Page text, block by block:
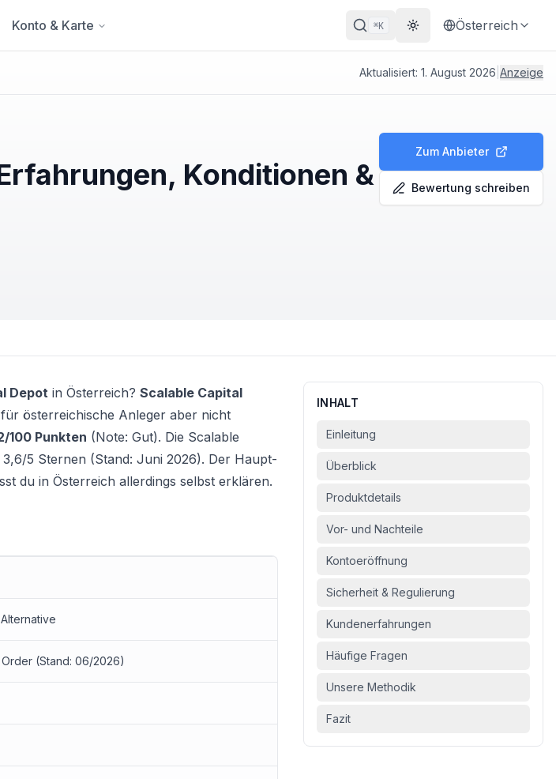
Konto & Karte ⌘K Theme wechseln
Österreich
Aktualisiert: 1. August 2026 Anzeige
Konditionen &
Zum Anbieter
Bewertung schreiben
Depot in Österreich? Scalable Capital
österreichische Anleger aber nicht
100 Punkten (Note: Gut). Die Scalable
5 Sternen (Stand: Juni 2026). Der Haupt-
du in Österreich allerdings selbst erklären.
(Stand: 06/2026)
INHALT
Einleitung
Überblick
Produktdetails
Vor- und Nachteile
Kontoeröffnung
Sicherheit & Regulierung
Kundenerfahrungen
Häufige Fragen
Unsere Methodik
Fazit